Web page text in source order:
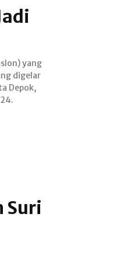
Suri